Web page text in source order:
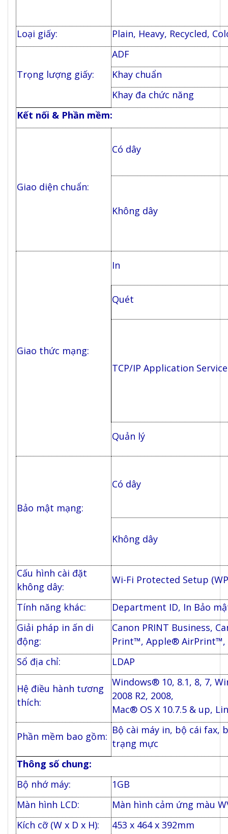
Loại giấy: Plain, Heavy, Recycled,
Trọng lượng giấy:
ADF
Khay chuẩn
Khay đa chức năng
Kết nối & Phần mềm:
Giao diện chuẩn:
Có dây
Không dây
Giao thức mạng:
In
Quét
TCP/IP Application
Quản lý
Bảo mật mạng:
Có dây
Không dây
Cấu hình cài đặt
không dây:
Wi-Fi Protected Setup
Tính năng khác:
Department ID, In Bảo
Giải pháp in ấn di
động:
Canon PRINT Business,
Print™, Apple® AirPrint™,
Sổ địa chỉ:
LDAP
Hệ điều hành tương
thích:
Windows® 10, 8.1, 8, 7,
2008 R2, 2008,
Mac® OS X 10.7.5 & up,
Phần mềm bao gồm:
Bộ cài máy in, bộ cái fax,
trạng mực
Thông số chung:
Bộ nhớ máy:
1GB
Màn hình LCD:
Màn hình cảm ứng màu
Kích cỡ (W x D x H):
453 x 464 x 392mm